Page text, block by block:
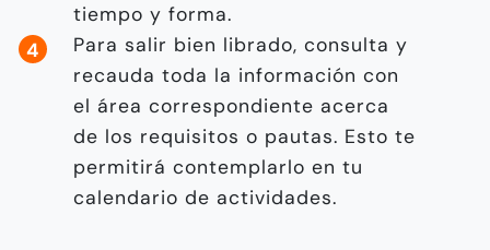
tiempo y forma.
Para salir bien librado, consulta y
recauda toda la información con
el área correspondiente acerca
de los requisitos o pautas. Esto te
permitirá contemplarlo en tu
calendario de actividades.